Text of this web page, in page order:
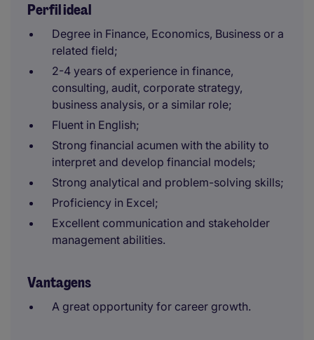
Perfil ideal
Degree in Finance, Economics, Business or a
related field;
2-4 years of experience in finance,
consulting, audit, corporate strategy,
business analysis, or a similar role;
Fluent in English;
Strong financial acumen with the ability to
interpret and develop financial models;
Strong analytical and problem-solving skills;
Proficiency in Excel;
Excellent communication and stakeholder
management abilities.
Vantagens
A great opportunity for career growth.